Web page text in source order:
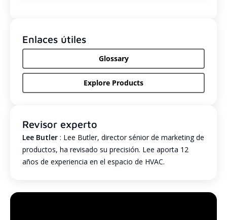
Enlaces útiles
Glossary
Explore Products
Revisor experto
Lee Butler : Lee Butler, director sénior de marketing de
productos, ha revisado su precisión. Lee aporta 12
años de experiencia en el espacio de HVAC.